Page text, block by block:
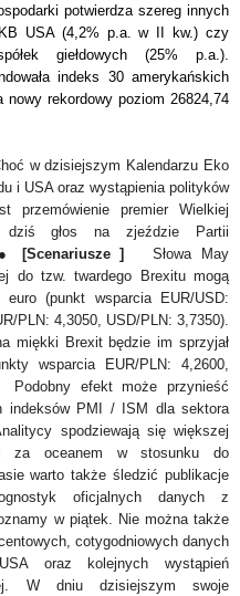
potwierdza szereg innych
USA (4,2% p.a. w II kw.) czy
giełdowych (25% p.a.).
indeks 30 amerykańskich
rekordowy poziom 26824,74
w dzisiejszym Kalendarzu Eko
i USA oraz wystąpienia polityków
przemówienie premier Wielkiej
dziś głos na zjeździe Partii
● [Scenariusze ] Słowa May
do tzw. twardego Brexitu mogą
(punkt wsparcia EUR/USD:
PLN: 4,3050, USD/PLN: 3,7350).
miękki Brexit będzie im sprzyjał
wsparcia EUR/PLN: 4,2600,
Podobny efekt może przynieść
indeksów PMI / ISM dla sektora
spodziewają się większej
za oceanem w stosunku do
warto także śledzić publikacje
oficjalnych danych z
w piątek. Nie można także
cotygodniowych danych
oraz kolejnych wystąpień
W dniu dzisiejszym swoje